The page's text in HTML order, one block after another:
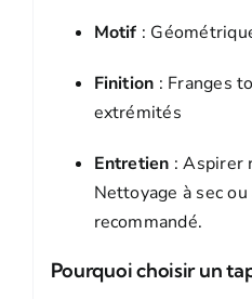
Motif :
Finition : Franges
extrémités
Entretien : Aspirer
Nettoyage à sec
recommandé.
Pourquoi choisir un